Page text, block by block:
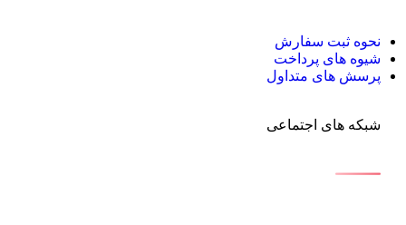
نحوه ثبت سفارش
شیوه های پرداخت
پرسش های متداول
شبکه های اجتماعی